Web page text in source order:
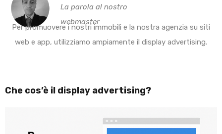
La parola al nostro
webmaster
Per promuovere i nostri immobili e la nostra agenzia su siti
web e app, utilizziamo ampiamente il display advertising.
Che cos’è il display advertising?